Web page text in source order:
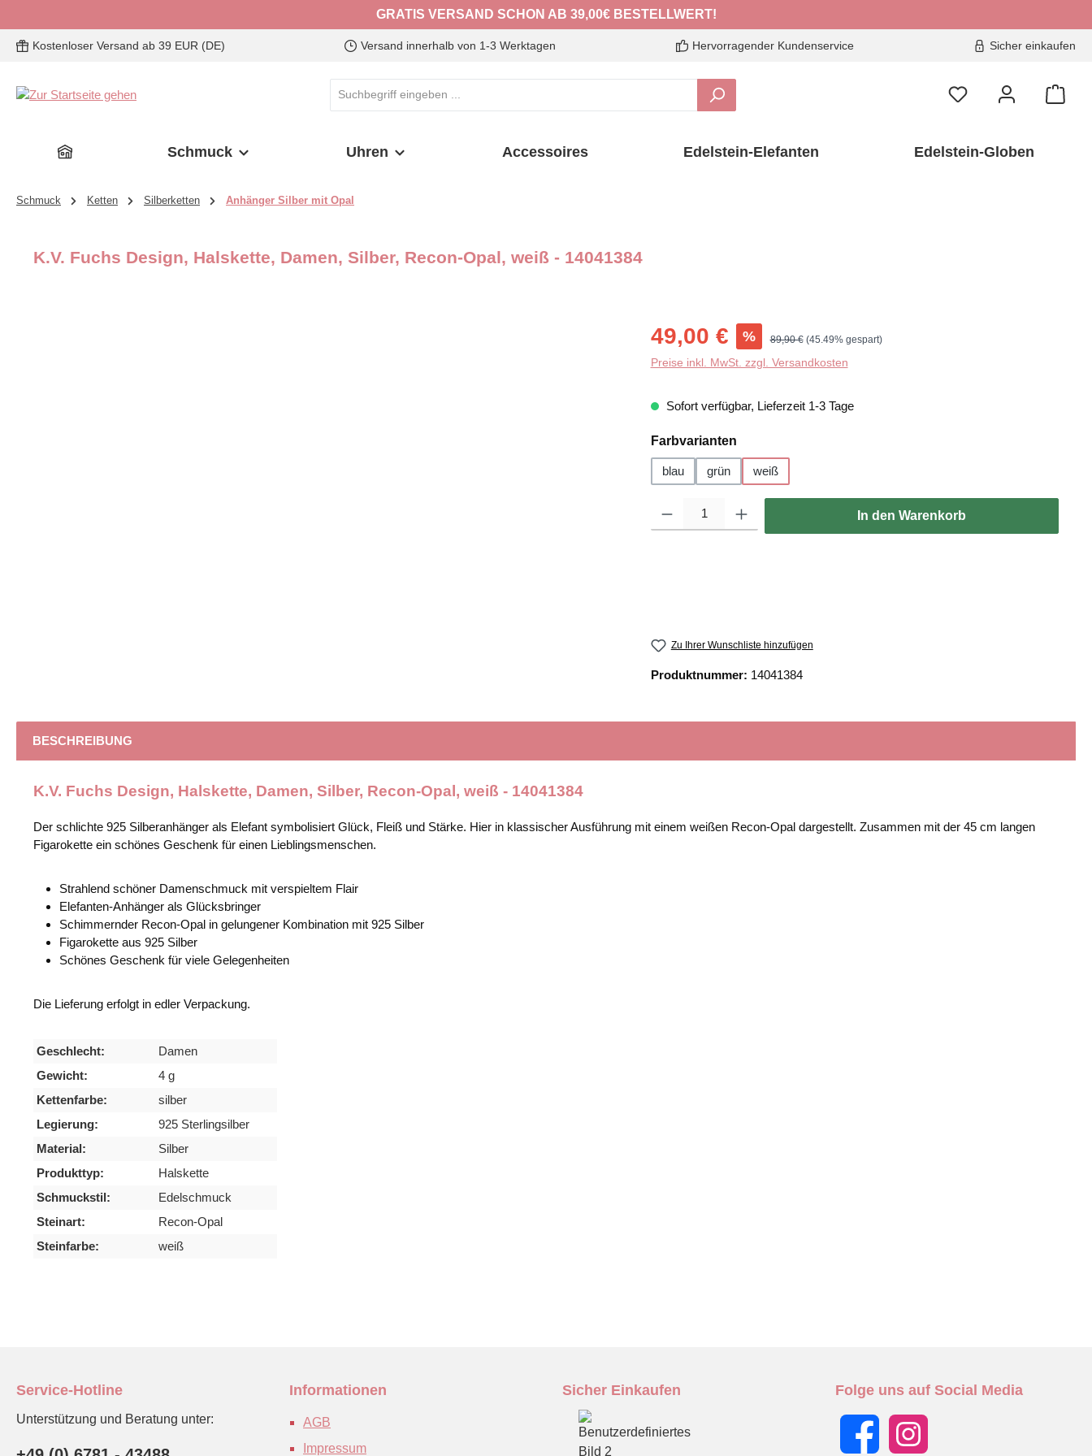
GRATIS VERSAND SCHON AB 39,00€ BESTELLWERT!
Kostenloser Versand ab 39 EUR (DE) Versand innerhalb von 1-3 Werktagen Hervorragender Kundenservice Sicher einkaufen
Schmuck Uhren Accessoires Edelstein-Elefanten Edelstein-Globen
Schmuck Ketten Silberketten Anhänger Silber mit Opal
K.V. Fuchs Design, Halskette, Damen, Silber, Recon-Opal, weiß - 14041384
Verkaufspreis:
49,00 € % Regulärer Preis:
89,90 € (45.49% gespart)
Preise inkl. MwSt. zzgl. Versandkosten
Sofort verfügbar, Lieferzeit 1-3 Tage
Farbvariantenauswählen
blau grün weiß
In den Warenkorb
Zu Ihrer Wunschliste hinzufügen
Produktnummer: 14041384
BESCHREIBUNG
K.V. Fuchs Design, Halskette, Damen, Silber, Recon-Opal, weiß - 14041384
Der schlichte 925 Silberanhänger als Elefant symbolisiert Glück, Fleiß und Stärke. Hier in klassischer Ausführung mit einem weißen Recon-Opal dargestellt. Zusammen mit der 45 cm langen
Figarokette ein schönes Geschenk für einen Lieblingsmenschen.
Strahlend schöner Damenschmuck mit verspieltem Flair
Elefanten-Anhänger als Glücksbringer
Schimmernder Recon-Opal in gelungener Kombination mit 925 Silber
Figarokette aus 925 Silber
Schönes Geschenk für viele Gelegenheiten
Die Lieferung erfolgt in edler Verpackung.
Geschlecht:
Damen
Gewicht:
4 g
Kettenfarbe:
silber
Legierung:
925 Sterlingsilber
Material:
Silber
Produkttyp:
Halskette
Schmuckstil:
Edelschmuck
Steinart:
Recon-Opal
Steinfarbe:
weiß
Service-Hotline
Unterstützung und Beratung unter:
Informationen
AGB
Impressum
Sicher Einkaufen Folge uns auf Social Media
Facebook Instagram